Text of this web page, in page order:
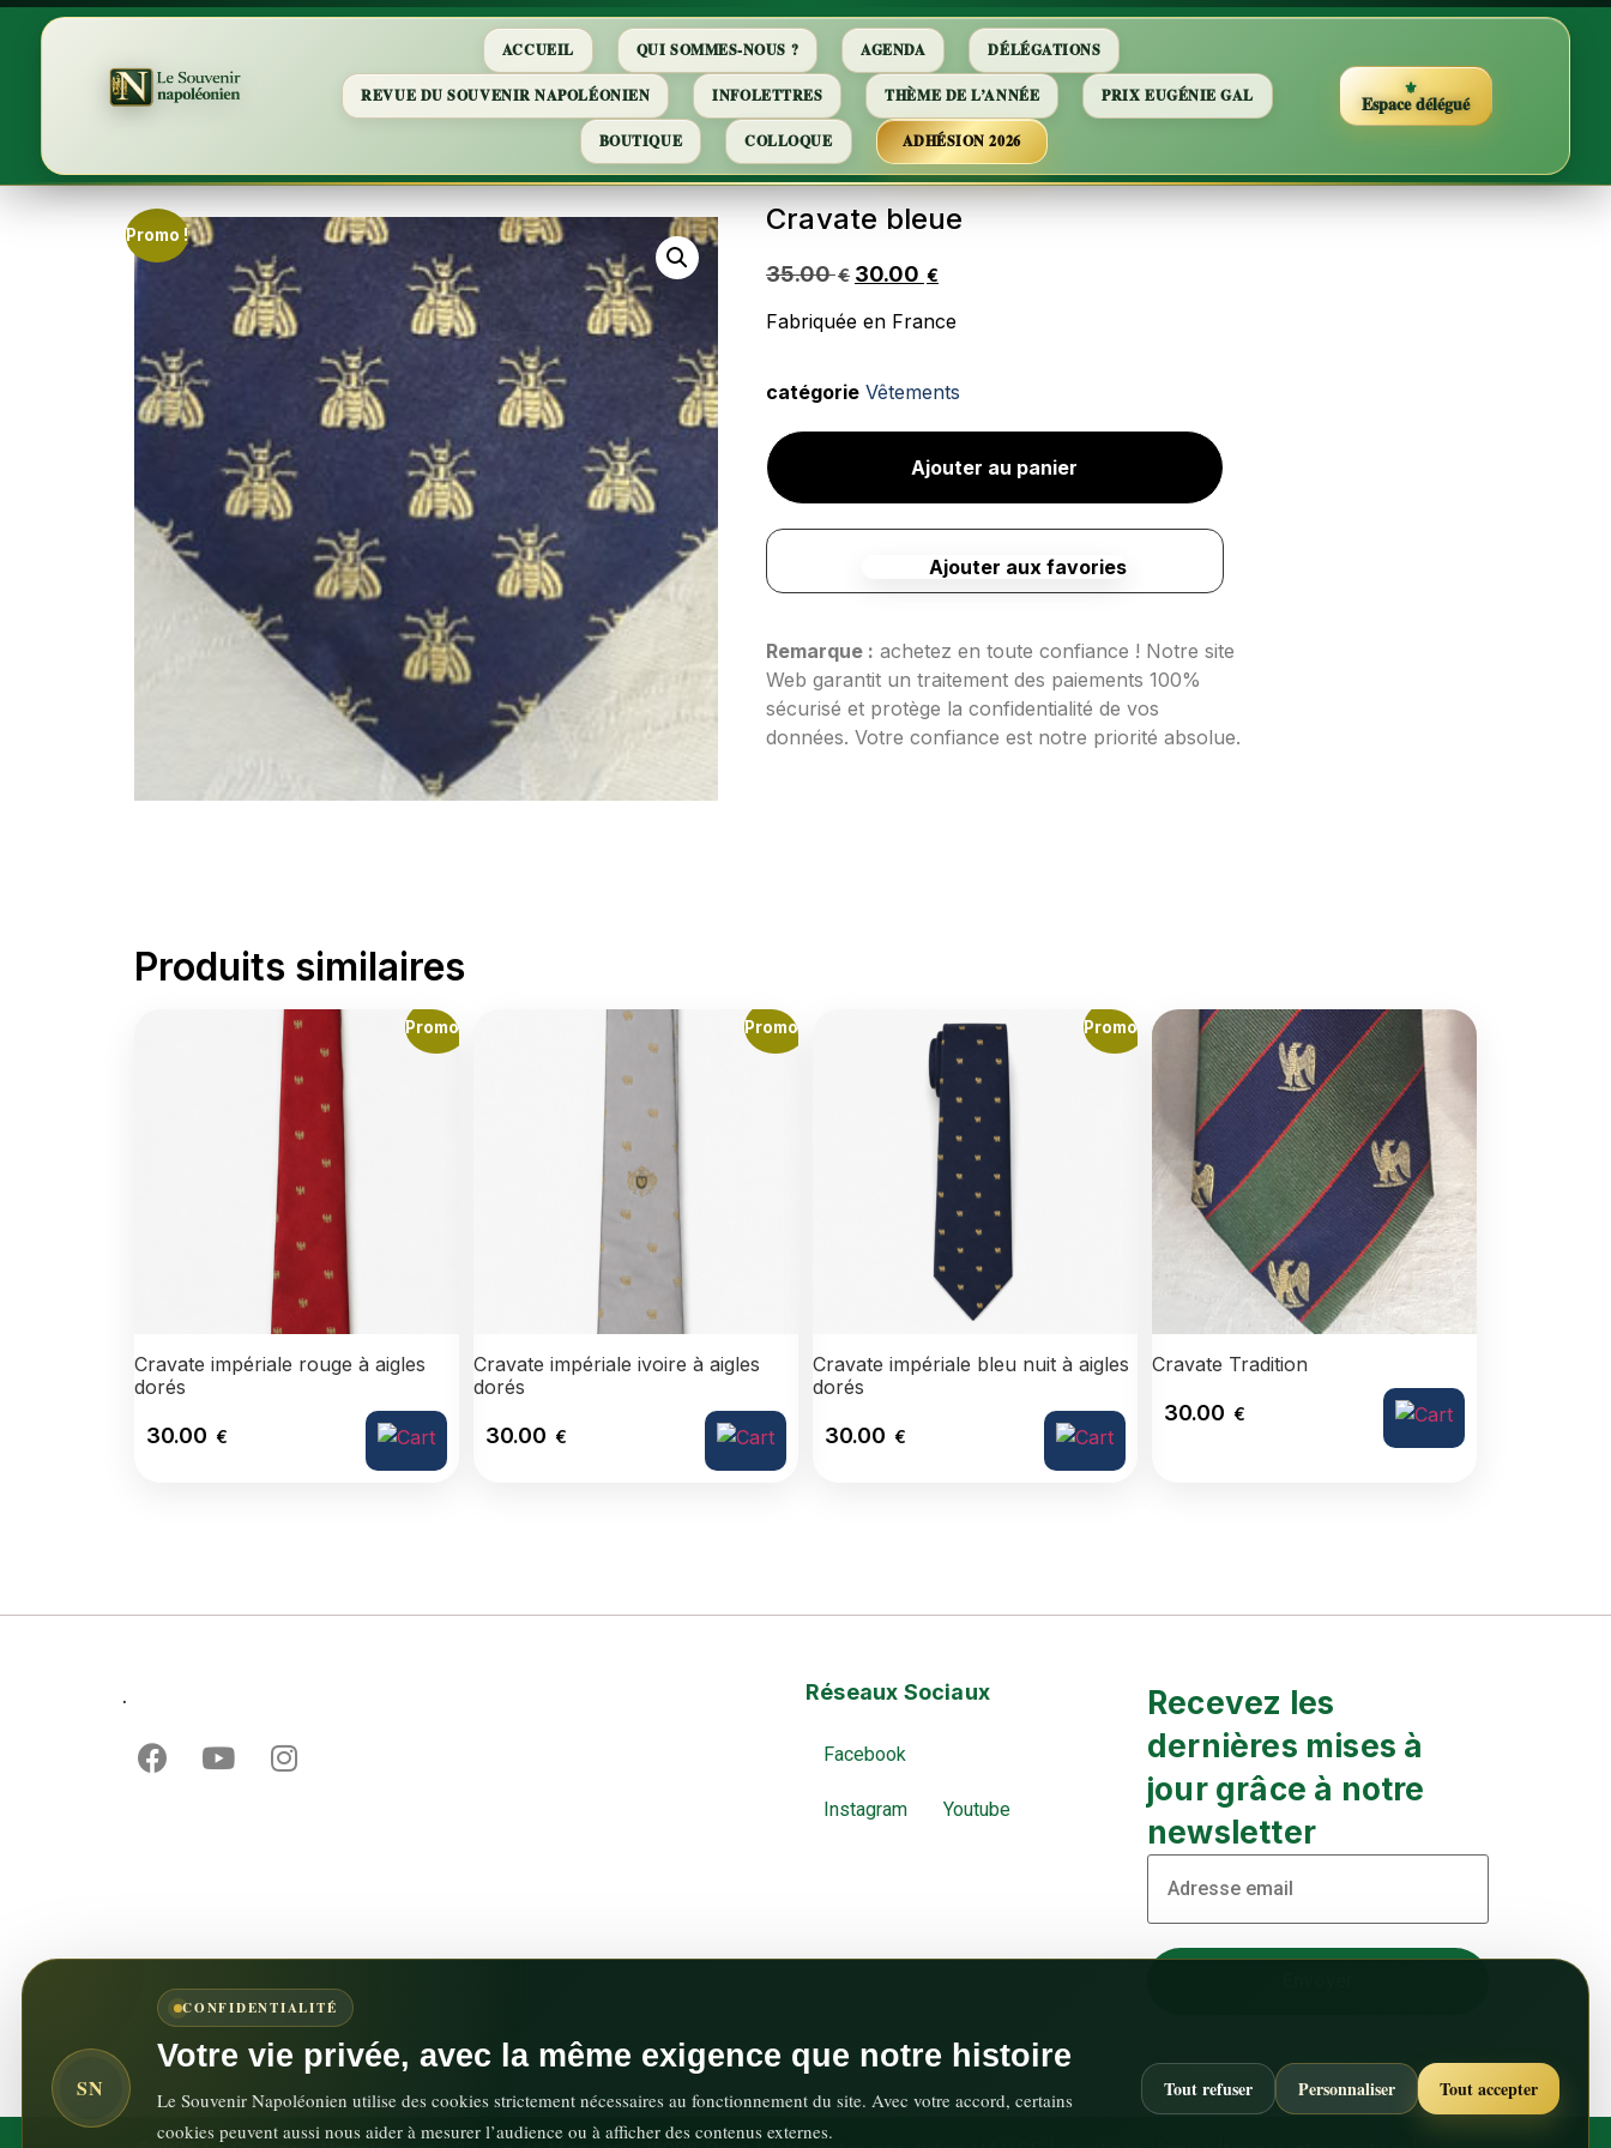
ACCUEIL QUI SOMMES-NOUS ? AGENDA DÉLÉGATIONS
REVUE DU SOUVENIR NAPOLÉONIEN INFOLETTRES THÈME DE L’ANNÉE PRIX EUGÉNIE GAL
BOUTIQUE COLLOQUE ADHÉSION 2026
Espace délégué
Promo ! Cravate bleue
35.00€ 30.00 €
Fabriquée en France
catégorie Vêtements
Ajouter au panier
Ajouter aux favories
Remarque : achetez en toute confiance ! Notre site
Web garantit un traitement des paiements 100%
sécurisé et protège la confidentialité de vos
données. Votre confiance est notre priorité absolue.
Produits similaires
Promo !
Cravate impériale rouge à aigles
dorés
30.00 €
Promo !
Cravate impériale ivoire à aigles
dorés
30.00 €
Promo !
Cravate impériale bleu nuit à aigles
dorés
30.00 €
Cravate Tradition
30.00 €
. Réseaux Sociaux
Facebook
Instagram Youtube
Recevez les
dernières mises à
jour grâce à notre
newsletter
SN
CONFIDENTIALITÉ
Votre vie privée, avec la même exigence que notre histoire
Le Souvenir Napoléonien utilise des cookies strictement nécessaires au fonctionnement du site. Avec votre accord, certains
cookies peuvent aussi nous aider à mesurer l’audience ou à afficher des contenus externes.
Tout refuser Personnaliser Tout accepter